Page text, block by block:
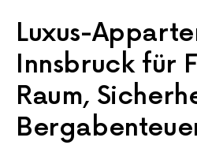
Luxus-
Innsbruck für
Raum,